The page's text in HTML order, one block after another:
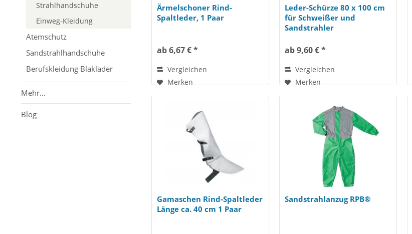
Strahlhandschuhe
Einweg-Kleidung
Atemschutz
Sandstrahlhandschuhe
Berufskleidung Blakläder
Mehr…
Blog
Ärmelschoner Rind-
Spaltleder, 1 Paar
ab 6,67 € *
Vergleichen
Merken
Leder-Schürze 80 x 100 cm
für Schweißer und
Sandstrahler
ab 9,60 € *
Vergleichen
Merken
Gamaschen Rind-Spaltleder
Länge ca. 40 cm 1 Paar
Sandstrahlanzug RPB®